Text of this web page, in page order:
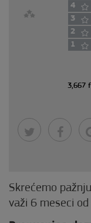
4
3
2
1
3,667
Skrećemo
važi 6 meseci